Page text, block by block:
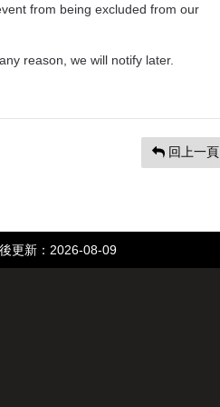
from being excluded from our
reason, we will notify later.
回上一頁
更新：2026-08-09